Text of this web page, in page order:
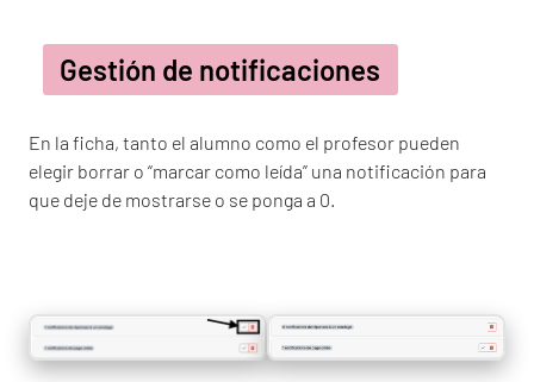
Gestión de notificaciones
En la ficha, tanto el alumno como el profesor pueden
elegir borrar o “marcar como leída” una notificación para
que deje de mostrarse o se ponga a 0.